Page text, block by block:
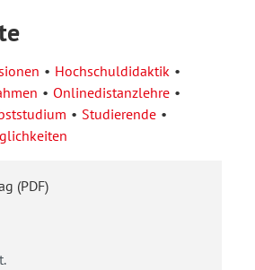
Hochschuldidaktik
Onlinedistanzlehre
Studierende
(PDF)